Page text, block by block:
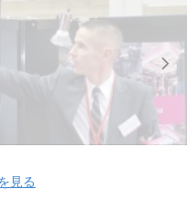
見る